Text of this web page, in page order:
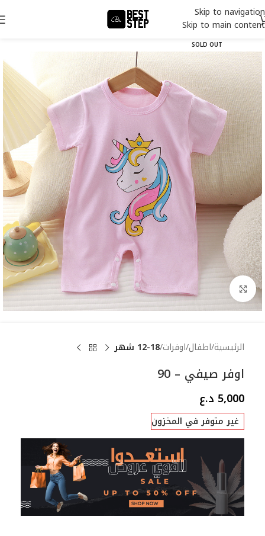
Skip to navigation
Skip to main content
SOLD OUT
Click to enlarge
الرئيسية اطفال اوفرات 12-18 شهر
اوفر صيفي – 90
5,000 د.ع
غير متوفر في المخزون